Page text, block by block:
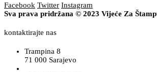
Facebook Twitter Instagram
Sva prava pridržana © 2023 Vijeće Za
kontaktirajte nas
Trampina 8
71 000 Sarajevo